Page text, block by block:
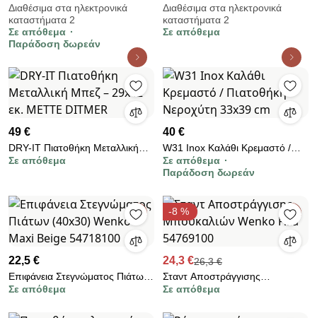
πιάτα και διαστάσεις
37x33x13.5cm
Διαθέσιμα στα ηλεκτρονικά
καταστήματα 2
Σε απόθεμα
Παράδοση δωρεάν
Ανοξείδωτο Καλάθι / Πιατοθήκη
Νεροχύτη
Διαθέσιμα στα ηλεκτρονικά
καταστήματα 2
Σε απόθεμα
49 €
DRY-IT Πιατοθήκη Μεταλλική
Μπεζ – 29x42 εκ. METTE
Σε απόθεμα
40 €
W31 Inox Καλάθι Κρεμαστό /
Πιατοθήκη Νεροχύτη 33x39 cm
Σε απόθεμα
Παράδοση δωρεάν
22,5 €
Επιφάνεια Στεγνώματος Πιάτων
(40x30) Wenko Maxi Beige
Σε απόθεμα
-8 %
24,3 €26,3 €
Σταντ Αποστράγγισης
Μπουκαλιών Wenko Filia
Σε απόθεμα